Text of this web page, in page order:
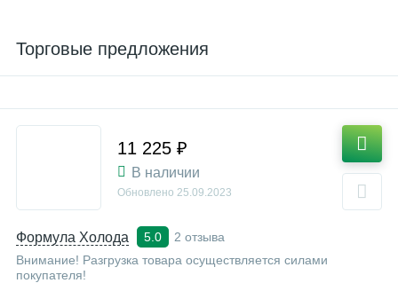
Торговые предложения
Формула Холода 5.0
2 отзыва
Внимание! Разгрузка товара осуществляется силами
покупателя!
11 225 ₽
В наличии
Обновлено 25.09.2023